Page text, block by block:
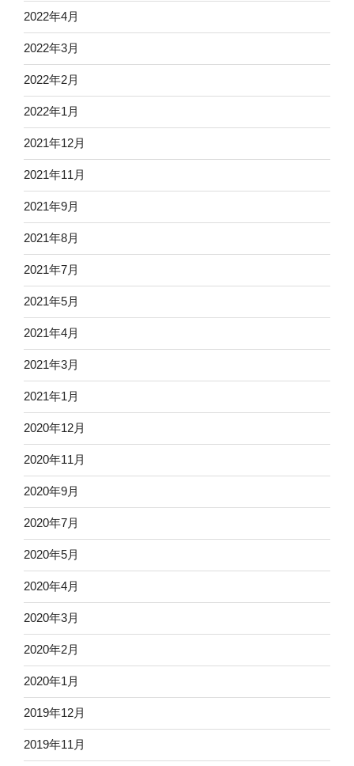
2022年4月
2022年3月
2022年2月
2022年1月
2021年12月
2021年11月
2021年9月
2021年8月
2021年7月
2021年5月
2021年4月
2021年3月
2021年1月
2020年12月
2020年11月
2020年9月
2020年7月
2020年5月
2020年4月
2020年3月
2020年2月
2020年1月
2019年12月
2019年11月